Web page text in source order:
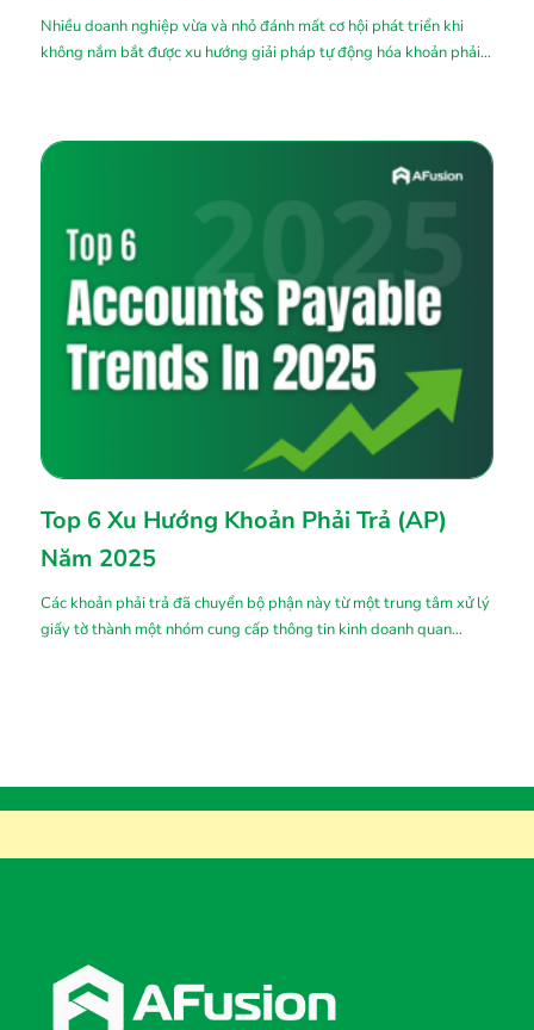
Nhiều doanh nghiệp vừa và nhỏ đánh mất cơ hội phát triển khi
không nắm bắt được xu hướng giải pháp tự động hóa khoản phải
Top 6 Xu Hướng Khoản Phải Trả (AP)
Năm 2025
Các khoản phải trả đã chuyển bộ phận này từ một trung tâm xử lý
giấy tờ thành một nhóm cung cấp thông tin kinh doanh quan